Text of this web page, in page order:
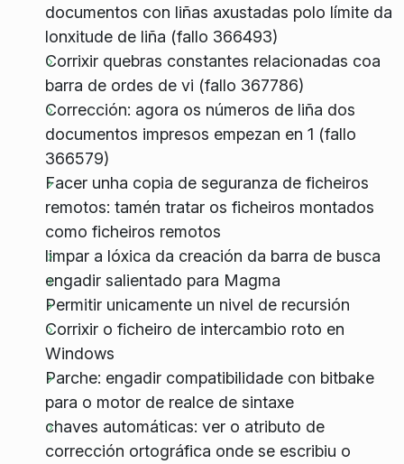
documentos con liñas axustadas polo límite da
lonxitude de liña (fallo 366493)
Corrixir quebras constantes relacionadas coa
barra de ordes de vi (fallo 367786)
Corrección: agora os números de liña dos
documentos impresos empezan en 1 (fallo
366579)
Facer unha copia de seguranza de ficheiros
remotos: tamén tratar os ficheiros montados
como ficheiros remotos
limpar a lóxica da creación da barra de busca
engadir salientado para Magma
Permitir unicamente un nivel de recursión
Corrixir o ficheiro de intercambio roto en
Windows
Parche: engadir compatibilidade con bitbake
para o motor de realce de sintaxe
chaves automáticas: ver o atributo de
corrección ortográfica onde se escribiu o